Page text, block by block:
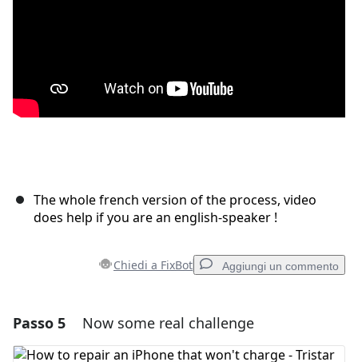
The whole french version of the process, video
does help if you are an english-speaker !
Chiedi a FixBot Aggiungi un commento
Aggiungi un commento
Passo 5 Now some real challenge